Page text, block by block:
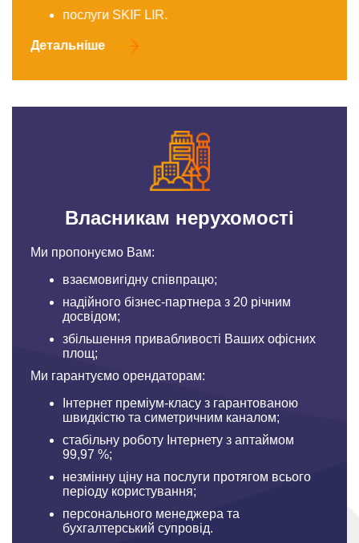
послуги SKIF LIR.
Детальніше
Власникам нерухомості
Ми пропонуємо Вам:
взаємовигідну співпрацю;
надійного бізнес-партнера з 20 річним
досвідом;
збільшення привабливості Ваших офісних
площ;
Ми гарантуємо орендаторам:
Інтернет преміум-класу з гарантованою
швидкістю та симетричним каналом;
стабільну роботу Інтернету з аптаймом
99,97 %;
незмінну ціну на послуги протягом всього
періоду користування;
персонального менеджера та
бухгалтерський супровід.